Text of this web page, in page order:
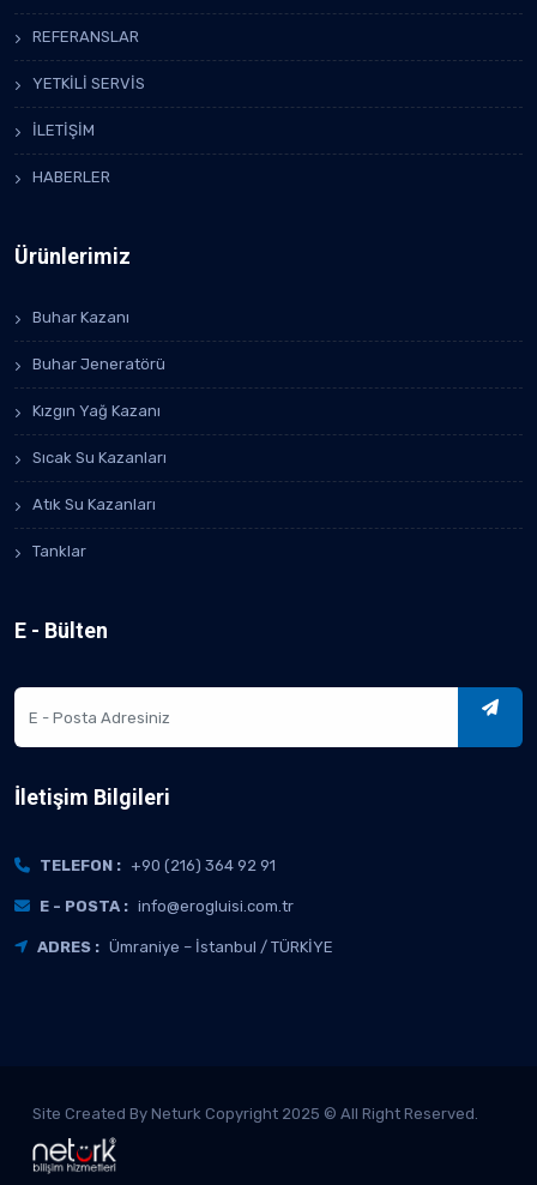
REFERANSLAR
YETKİLİ SERVİS
İLETİŞİM
HABERLER
Ürünlerimiz
Buhar Kazanı
Buhar Jeneratörü
Kızgın Yağ Kazanı
Sıcak Su Kazanları
Atık Su Kazanları
Tanklar
E - Bülten
İletişim Bilgileri
TELEFON : +90 (216) 364 92 91
E - POSTA : info@erogluisi.com.tr
ADRES : Ümraniye – İstanbul / TÜRKİYE
Site Created By Neturk Copyright 2025 © All Right Reserved.